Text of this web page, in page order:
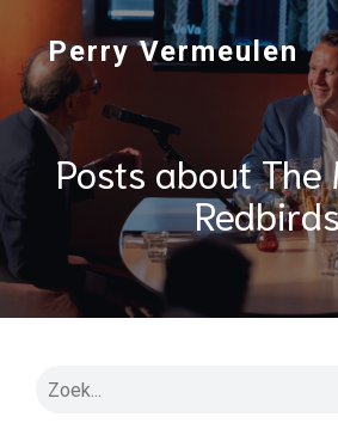
Perry Vermeulen
Posts about The